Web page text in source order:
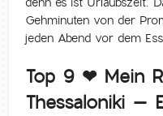
Gehminuten von der
jeden Abend vor dem
Top 9 ❤ Mein
Thessaloniki –